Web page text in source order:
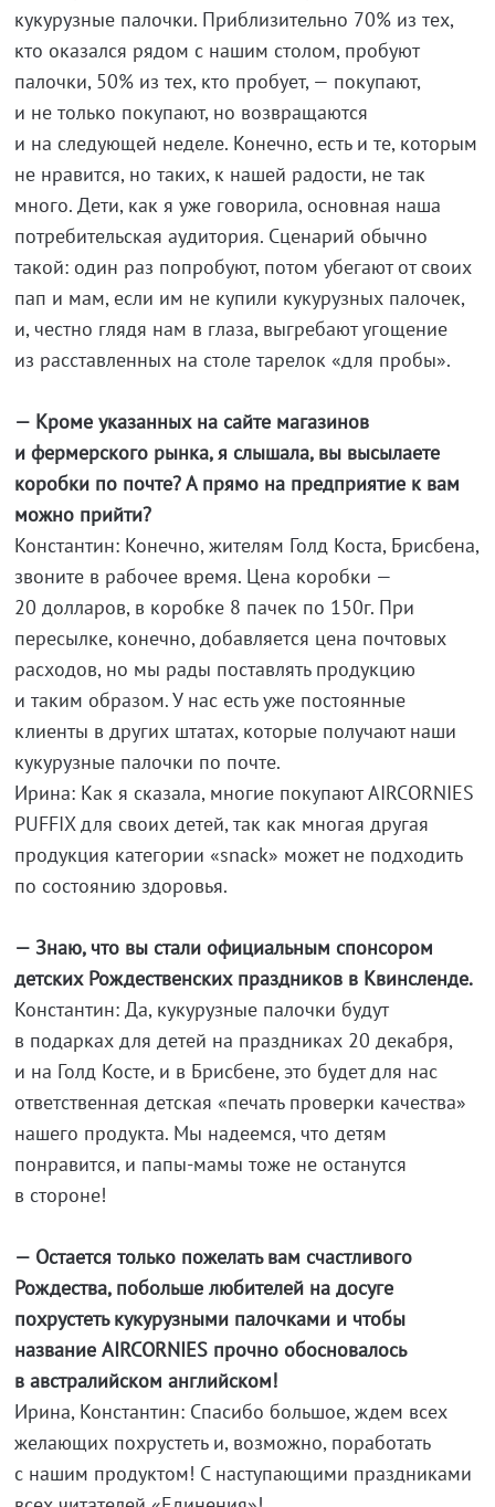
кукурузные палочки. Приблизительно 70% из тех,
кто оказался рядом с нашим столом, пробуют
палочки, 50% из тех, кто пробует, — покупают,
и не только покупают, но возвращаются
и на следующей неделе. Конечно, есть и те, которым
не нравится, но таких, к нашей радости, не так
много. Дети, как я уже говорила, основная наша
потребительская аудитория. Сценарий обычно
такой: один раз попробуют, потом убегают от своих
пап и мам, если им не купили кукурузных палочек,
и, честно глядя нам в глаза, выгребают угощение
из расставленных на столе тарелок «для пробы».
— Кроме указанных на сайте магазинов
и фермерского рынка, я слышала, вы высылаете
коробки по почте? А прямо на предприятие к вам
можно прийти?
Константин: Конечно, жителям Голд Коста, Брисбена,
звоните в рабочее время. Цена коробки —
20 долларов, в коробке 8 пачек по 150г. При
пересылке, конечно, добавляется цена почтовых
расходов, но мы рады поставлять продукцию
и таким образом. У нас есть уже постоянные
клиенты в других штатах, которые получают наши
кукурузные палочки по почте.
Ирина: Как я сказала, многие покупают AIRCORNIES
PUFFIX для своих детей, так как многая другая
продукция категории «snack» может не подходить
по состоянию здоровья.
— Знаю, что вы стали официальным спонсором
детских Рождественских праздников в Квинсленде.
Константин: Да, кукурузные палочки будут
в подарках для детей на праздниках 20 декабря,
и на Голд Косте, и в Брисбене, это будет для нас
ответственная детская «печать проверки качества»
нашего продукта. Мы надеемся, что детям
понравится, и папы-мамы тоже не останутся
в стороне!
— Остается только пожелать вам счастливого
Рождества, побольше любителей на досуге
похрустеть кукурузными палочками и чтобы
название AIRCORNIES прочно обосновалось
в австралийском английском!
Ирина, Константин: Спасибо большое, ждем всех
желающих похрустеть и, возможно, поработать
с нашим продуктом! С наступающими праздниками